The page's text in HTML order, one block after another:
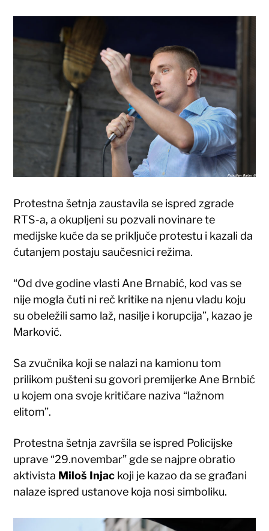
Protestna šetnja zaustavila se ispred zgrade
RTS-a, a okupljeni su pozvali novinare te
medijske kuće da se priključe protestu i kazali da
ćutanjem postaju saučesnici režima.
“Od dve godine vlasti Ane Brnabić, kod vas se
nije mogla čuti ni reč kritike na njenu vladu koju
su obeležili samo laž, nasilje i korupcija”, kazao je
Marković.
Sa zvučnika koji se nalazi na kamionu tom
prilikom pušteni su govori premijerke Ane Brnbić
u kojem ona svoje kritičare naziva “lažnom
elitom”.
Protestna šetnja završila se ispred Policijske
uprave “29.novembar” gde se najpre obratio
aktivista Miloš Injac koji je kazao da se građani
nalaze ispred ustanove koja nosi simboliku.